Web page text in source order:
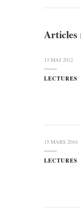
Articles
13 MAI 2012
LECTURES
15 MARS 2016
LECTURES